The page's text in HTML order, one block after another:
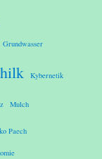
Grundwasser
Kybernetik
Mulch
Paech